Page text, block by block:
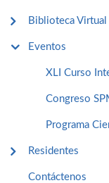
Biblioteca Virtual
Eventos
XLI Curso
Congreso
Programa
Residentes
Contáctenos